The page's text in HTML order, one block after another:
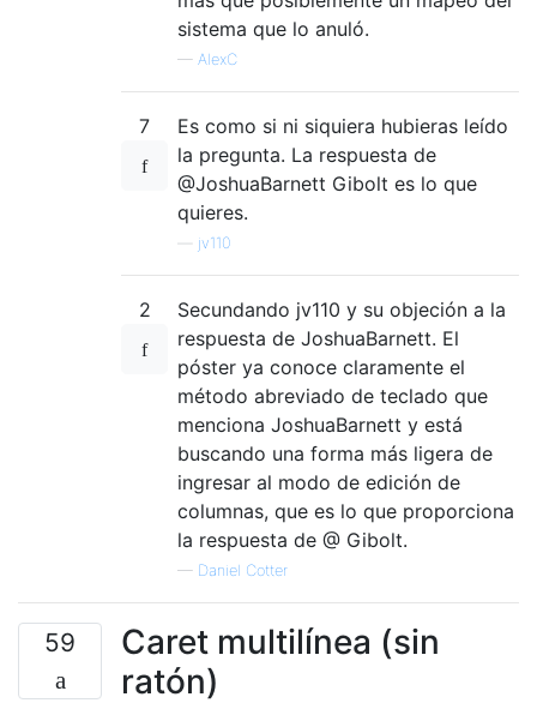
sistema que lo anuló.
— AlexC
7
Es como si ni siquiera hubieras leído
la pregunta. La respuesta de
@JoshuaBarnett Gibolt es lo que
quieres.
jv110
2
Secundando jv110 y su objeción a la
respuesta de JoshuaBarnett. El
póster ya conoce claramente el
método abreviado de teclado que
menciona JoshuaBarnett y está
buscando una forma más ligera de
ingresar al modo de edición de
columnas, que es lo que proporciona
la respuesta de @ Gibolt.
— Daniel Cotter
59
Caret multilínea (sin
ratón)